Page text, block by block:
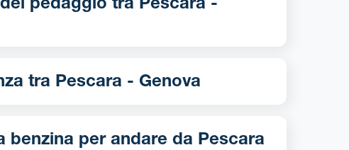
tra Pescara -
Qual è la distanza tra Pescara - Genova
per andare da Pescara